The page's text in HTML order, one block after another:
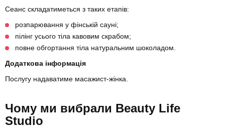
Сеанс складатиметься з таких етапів:
розпарювання у фінській сауні;
пілінг усього тіла кавовим скрабом;
повне обгортання тіла натуральним шоколадом.
Додаткова інформація
Послугу надаватиме масажист-жінка.
Чому ми вибрали Beauty Life
Studio